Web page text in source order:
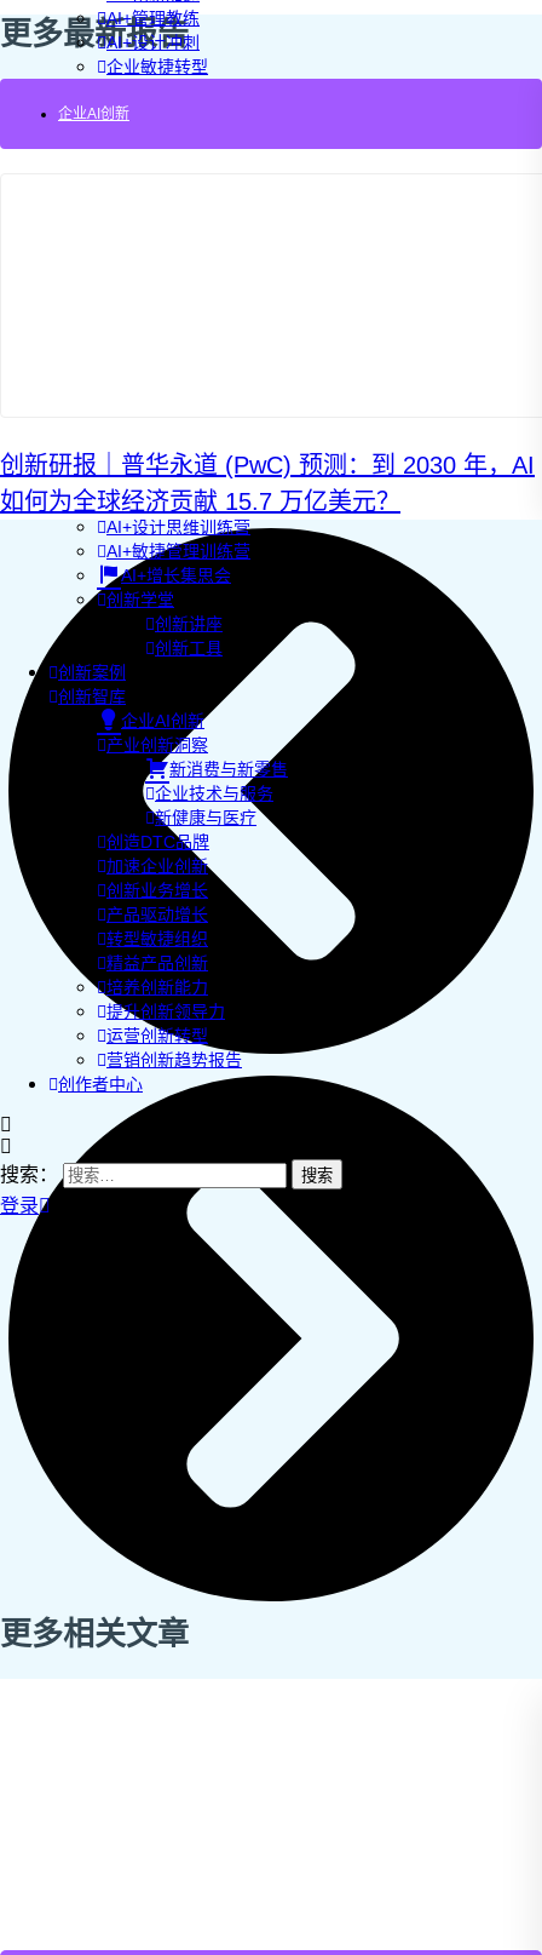
AI+管理教练
AI+设计冲刺
企业敏捷转型
AI+品牌增长工作坊
AI+销售增长工作坊
AI+增长黑客训练营
AI+设计思维训练营
AI+敏捷管理训练营
AI+增长集思会
创新学堂
创新讲座
创新工具
创新案例
创新智库
企业AI创新
产业创新洞察
新消费与新零售
企业技术与服务
新健康与医疗
创造DTC品牌
加速企业创新
创新业务增长
产品驱动增长
转型敏捷组织
精益产品创新
培养创新能力
提升创新领导力
运营创新转型
营销创新趋势报告
创作者中心
搜索：
登录
更多最新报告
企业AI创新
创新研报｜普华永道 (PwC) 预测：到 2030 年，AI
如何为全球经济贡献 15.7 万亿美元？
更多相关文章